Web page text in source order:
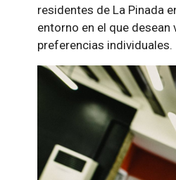
residentes de La Pinada
entorno en el que
preferencias individuales.